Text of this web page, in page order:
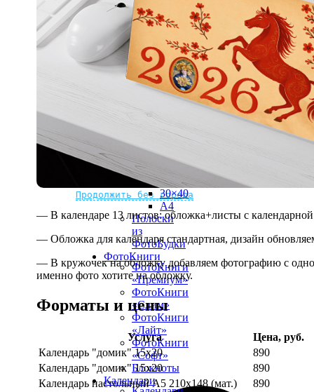
Не нашли Ваш город?
Мы доставляем по всему миру
Продолжить без города
30х30
30х40
А4
Фото
рамке
10х10
10×15
15×15
20×20
20×30
30×30
30×40
A4
Полоски
из
ФотоБудки
ФотоКниги
ФотоКниги
«Премиум»
ФотоКниги
«Слим»
ФотоКниги
«Лайт»
ФотоКниги
«Софт»
Блокноты
Календари
— В календаре 13 листов: обложка+листы с календарной
— Обложка для календаря стандартная, дизайн
— В кружочек на обложку добавляем фотографию с
именно фото хотите на обложку.
Форматы и цены
Услуга
Цена, руб.
Календарь "домик" 15х20
890
Календарь "домик" 15х20
890
Календарь настольный А5 210х148 (мат.)
890